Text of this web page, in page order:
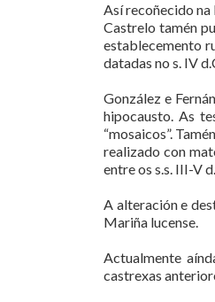
Así recoñecido na
Castrelo tamén
establecemento
datadas no s. IV
González e
hipocausto. As
“mosaicos”.
realizado con
entre os s.s. III-V
A alteración e
Mariña lucense.
Actualmente
castrexas